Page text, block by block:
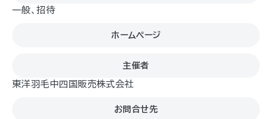
一般、招待
ホームページ
主催者
東洋羽毛中四国販売株式会社
お問合せ先